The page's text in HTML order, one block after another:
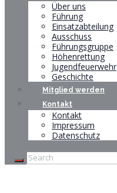
Über uns
Führung
Einsatzabteilung
Ausschuss
Führungsgruppe
Höhenrettung
Jugendfeuerwehr
Geschichte
Mitglied werden
Kontakt
Kontakt
Impressum
Datenschutz